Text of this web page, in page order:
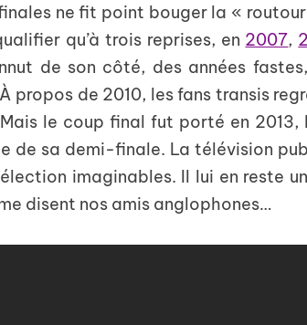
ne fit point bouger la «
qu’à trois reprises, en 2007,
de son côté, des années
propos de 2010, les fans transis
le coup final fut porté en 2013,
de sa demi-finale. La télévision
imaginables. Il lui en reste
disent nos amis anglophones…